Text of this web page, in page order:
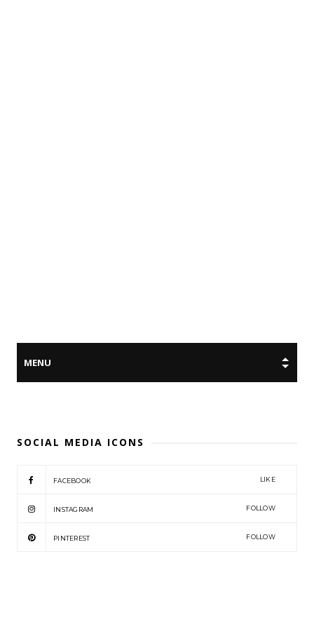
SOCIAL MEDIA ICONS
FACEBOOK LIKE
INSTAGRAM FOLLOW
PINTEREST FOLLOW